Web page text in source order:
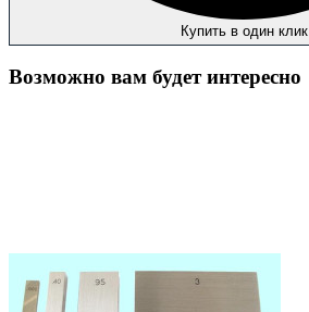
Купить в один клик
Возможно вам будет интересно